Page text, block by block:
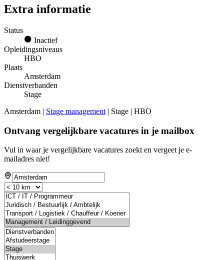
Extra informatie
Status
Inactief
Opleidingsniveaus
HBO
Plaats
Amsterdam
Dienstverbanden
Stage
Amsterdam | Stage management | Stage | HBO
Ontvang vergelijkbare vacatures in je mailbox
Vul in waar je vergelijkbare vacatures zoekt en vergeet je e-
mailadres niet!